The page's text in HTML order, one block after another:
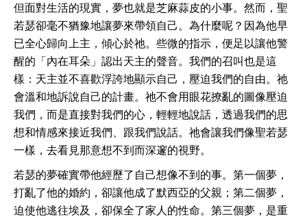
但面對生活的現實，夢也就是芝麻蒜皮的小事。然而，聖
若瑟卻毫不猶豫地讓夢來帶領自己。為什麼呢？因為他早
已全心歸向上主，傾心於祂。些微的指示，便足以讓他警
醒的「內在耳朵」認出天主的聲音。我們的召叫也是這
樣：天主並不喜歡浮誇地顯示自己，壓迫我們的自由。祂
會溫和地訴說自己的計畫。祂不會用眼花撩亂的圖像壓迫
我們，而是直接對我們的心，輕輕地說話，透過我們的思
想和情感來接近我們、跟我們說話。祂會讓我們像聖若瑟
一樣，去看見那意想不到而深邃的視野。
若瑟的夢確實帶他經歷了自己想像不到的事。第一個夢，
打亂了他的婚約，卻讓他成了默西亞的父親；第二個夢，
迫使他逃往埃及，卻保全了家人的性命。第三個夢，是重